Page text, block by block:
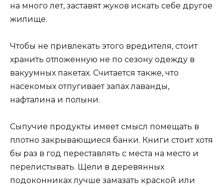
на много лет, заставят жуков искать себе другое
жилище.
Чтобы не привлекать этого вредителя, стоит
хранить отложенную не по сезону одежду в
вакуумных пакетах. Считается также, что
насекомых отпугивает запах лаванды,
нафталина и полыни.
Сыпучие продукты имеет смысл помещать в
плотно закрывающиеся банки. Книги стоит хотя
бы раз в год переставлять с места на место и
перелистывать. Щели в деревянных
подоконниках лучше замазать краской или